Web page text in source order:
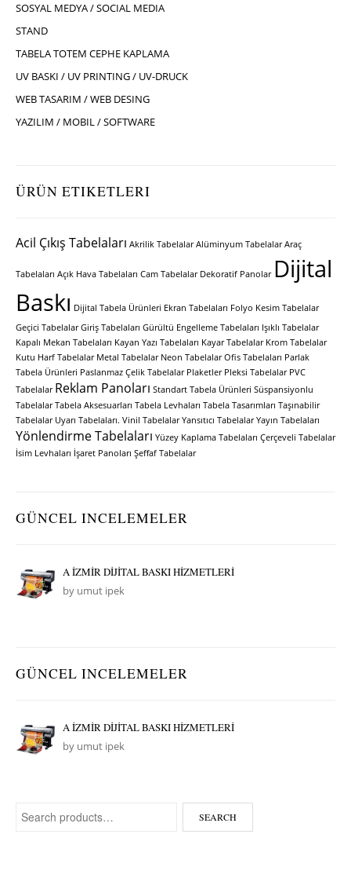
SOSYAL MEDYA / SOCIAL MEDIA
STAND
TABELA TOTEM CEPHE KAPLAMA
UV BASKI / UV PRINTING / UV-DRUCK
WEB TASARIM / WEB DESING
YAZILIM / MOBIL / SOFTWARE
ÜRÜN ETIKETLERI
Acil Çıkış Tabelaları Akrilik Tabelalar Alüminyum Tabelalar Araç
Tabelaları Açık Hava Tabelaları Cam Tabelalar Dekoratif Panolar Dijital
Baskı Dijital Tabela Ürünleri Ekran Tabelaları Folyo Kesim Tabelalar
Geçici Tabelalar Giriş Tabelaları Gürültü Engelleme Tabelaları Işıklı Tabelalar
Kapalı Mekan Tabelaları Kayan Yazı Tabelaları Kayar Tabelalar Krom Tabelalar
Kutu Harf Tabelalar Metal Tabelalar Neon Tabelalar Ofis Tabelaları Parlak
Tabela Ürünleri Paslanmaz Çelik Tabelalar Plaketler Pleksi Tabelalar PVC
Tabelalar Reklam Panoları Standart Tabela Ürünleri Süspansiyonlu
Tabelalar Tabela Aksesuarları Tabela Levhaları Tabela Tasarımları Taşınabilir
Tabelalar Uyarı Tabelaları. Vinil Tabelalar Yansıtıcı Tabelalar Yayın Tabelaları
Yönlendirme Tabelaları Yüzey Kaplama Tabelaları Çerçeveli Tabelalar
İsim Levhaları İşaret Panoları Şeffaf Tabelalar
GÜNCEL INCELEMELER
A İZMİR DİJİTAL BASKI HİZMETLERİ
by umut ipek
GÜNCEL INCELEMELER
A İZMİR DİJİTAL BASKI HİZMETLERİ
by umut ipek
Search for: SEARCH